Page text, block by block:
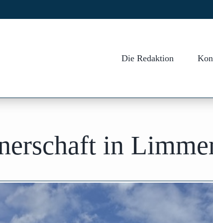
Die Redaktion
in